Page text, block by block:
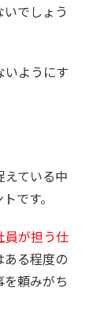
でしょう
いようにす
ている中
です。
員が担う仕
ある程度の
頼みがち